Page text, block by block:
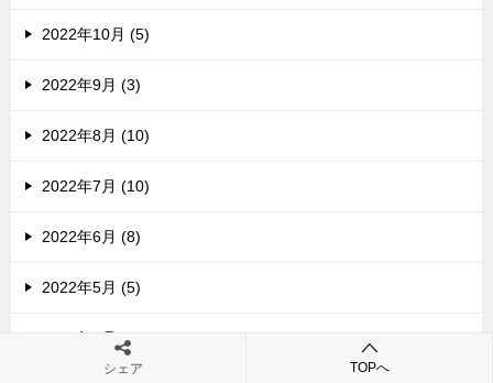
2022年10月 (5)
2022年9月 (3)
2022年8月 (10)
2022年7月 (10)
2022年6月 (8)
2022年5月 (5)
2022年4月 (9)
シェア TOPへ